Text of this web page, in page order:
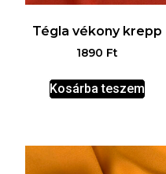
Tégla vékony krepp
1890 Ft
Kosárba teszem